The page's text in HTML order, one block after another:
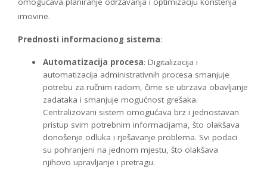
imovine.
Prednosti informacionog sistema:
Automatizacija procesa: Digitalizacija i
automatizacija administrativnih procesa smanjuje
potrebu za ručnim radom, čime se ubrzava obavljanje
zadataka i smanjuje mogućnost grešaka.
Centralizovani sistem omogućava brz i jednostavan
pristup svim potrebnim informacijama, što olakšava
donošenje odluka i rješavanje problema. Svi podaci
su pohranjeni na jednom mjestu, što olakšava
njihovo upravljanje i pretragu.